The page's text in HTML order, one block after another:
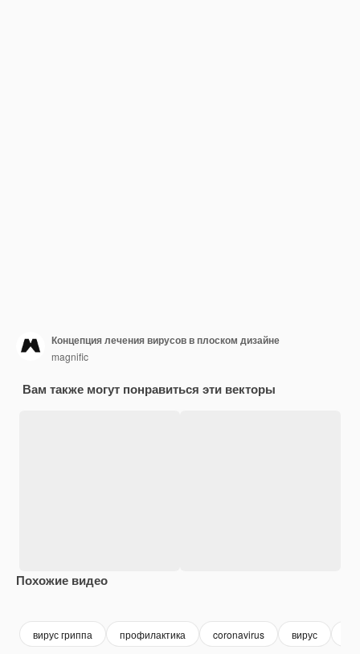
Концепция лечения вирусов в плоском дизайне
magnific
Вам также могут понравиться эти векторы
Похожие видео
вирус гриппа профилактика coronavirus вирус